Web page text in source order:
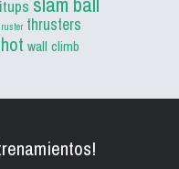
thrusters
wall climb